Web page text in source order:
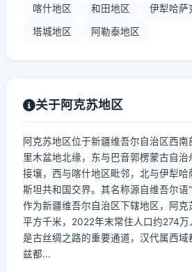
喀什地区 和田地区 伊犁哈萨
塔城地区 阿勒泰地区
关于阿克苏地区
阿克苏地区位于新疆维吾尔自治区西
里木盆地北缘，东与巴音郭楞蒙古自
接壤，西与喀什地区毗邻，北与伊犁
斯坦共和国交界。其名称源自维吾尔语“
作为新疆维吾尔自治区下辖地区，阿克
平方千米，2022年末常住人口约274万
是古丝绸之路的重要通道，汉代属西
兹都...